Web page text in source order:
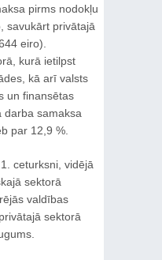
pirms nodokļu
savukārt privātajā
eiro).
kurā ietilpst
kā arī valsts
un finansētas
darba samaksa
par 12,9 %.
ceturksni, vidējā
sektorā
valdības
sektorā